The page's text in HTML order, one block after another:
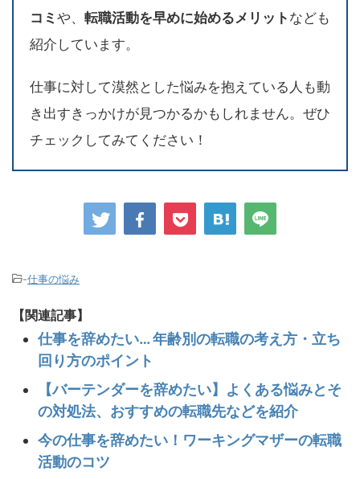
コミ や、 転職活動を早めに始めるメリット なども
紹介しています。
仕事に対して漠然とした悩みを抱えている人も動
き出すきっかけが見つかるかもしれません。ぜひ
チェックしてみてください！
-仕事の悩み
【関連記事】
仕事を辞めたい… 年齢別の転職の考え方・立ち
回り方のポイント
【バーテンダーを辞めたい】よくある悩みとそ
の対処法、おすすめの転職先などを紹介
今の仕事を辞めたい！ワーキングマザーの転職
活動のコツ